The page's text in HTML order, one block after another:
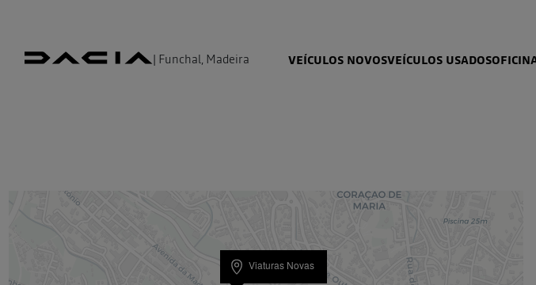
| Funchal, Madeira VEÍCULOS NOVOSVEÍCULOS USADOS
Viaturas Novas